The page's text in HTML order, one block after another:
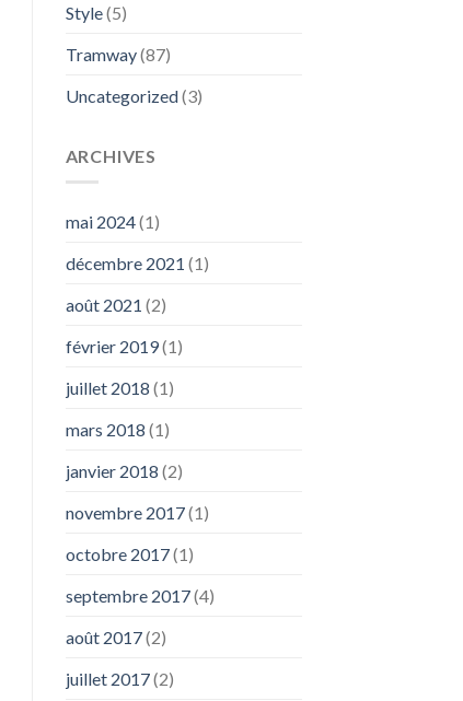
Style(5)
Tramway(87)
Uncategorized(3)
ARCHIVES
mai 2024(1)
décembre 2021 (1)
août 2021 (2)
février 2019(1)
juillet 2018 (1)
mars 2018 (1)
janvier 2018 (2)
novembre 2017(1)
octobre 2017(1)
septembre 2017(4)
août 2017(2)
juillet 2017(2)